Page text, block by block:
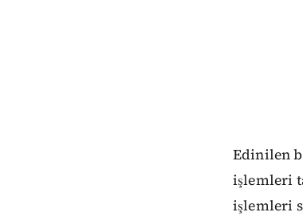
Edinilen
işlemleri
işlemleri